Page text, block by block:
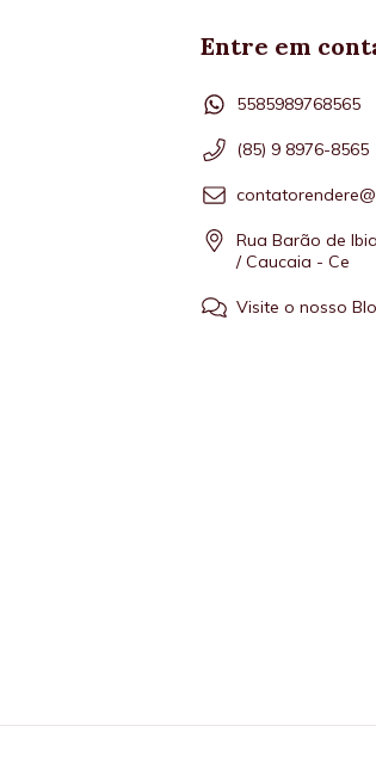
Entre em
5585989768565
(85) 9 8976-8565
Rua Barão de
/ Caucaia - Ce
Visite o nosso